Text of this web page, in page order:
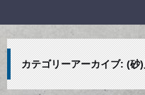
カテゴリーアーカイブ: (砂